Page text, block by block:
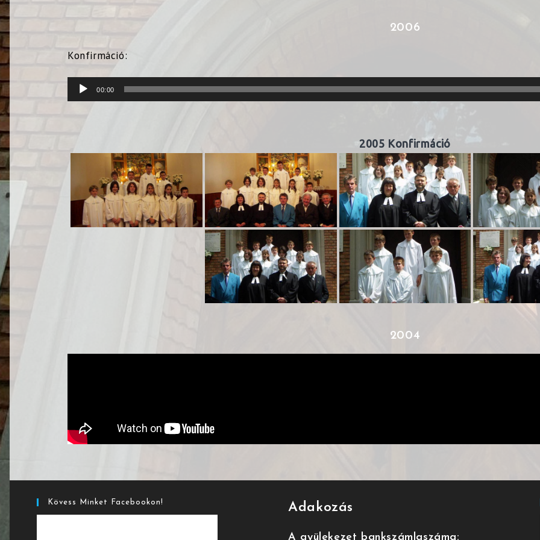
2006
Konfirmáció:
Audió
lejátszó
00:00
2005 Konfirmáció
2004
Kövess Minket Facebookon! Adakozás
A gyülekezet bankszámlaszáma: